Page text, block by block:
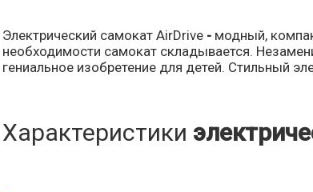
Электрический самокат AirDrive - модный,
необходимости самокат складывается.
гениальное изобретение для детей. Стильный
Характеристики